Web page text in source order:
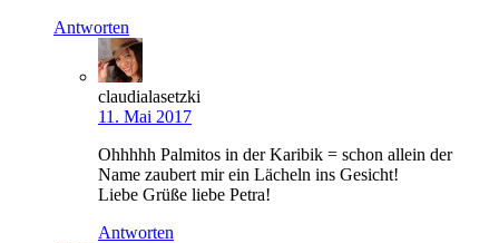
Antworten
claudialasetzki
11. Mai 2017
Ohhhhh Palmitos in der Karibik = schon allein der
Name zaubert mir ein Lächeln ins Gesicht!
Liebe Grüße liebe Petra!
Antworten